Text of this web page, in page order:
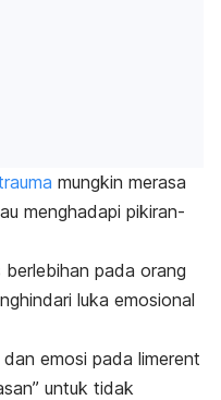
mungkin merasa
menghadapi pikiran-
pada orang
luka emosional
emosi pada limerent
untuk tidak